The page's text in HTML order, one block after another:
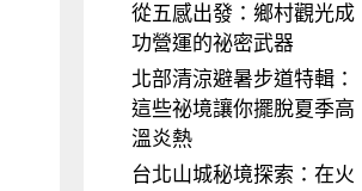
從五感出發：鄉村觀光成
功營運的祕密武器
北部清涼避暑步道特輯：
這些祕境讓你擺脫夏季高
溫炎熱
台北山城秘境探索：在火